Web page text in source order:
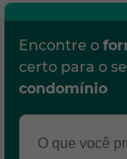
Encontre o
certo para o
condomínio